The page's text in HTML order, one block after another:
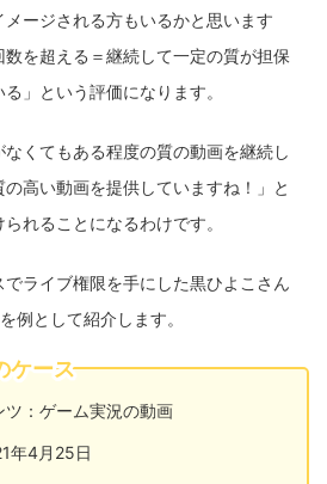
ージされる方もいるかと思います
を超える＝継続して一定の質が担保
」という評価になります。
くてもある程度の質の動画を継続し
高い動画を提供していますね！」と
れることになるわけです。
ライブ権限を手にした黒ひよこさん
例として紹介します。
ケース
ツ：ゲーム実況の動画
年4月25日